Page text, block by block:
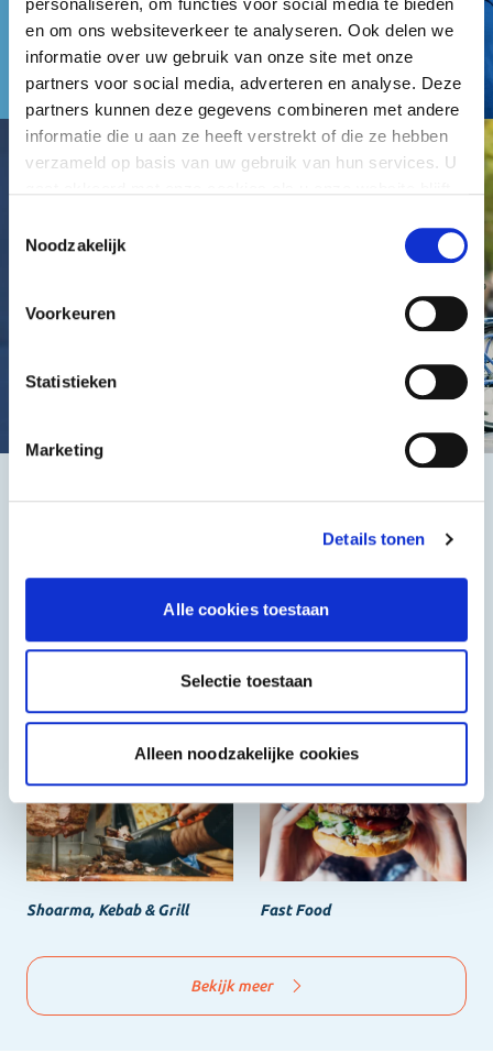
personaliseren, om functies voor social media te bieden
en om ons websiteverkeer te analyseren. Ook delen we
informatie over uw gebruik van onze site met onze
partners voor social media, adverteren en analyse. Deze
partners kunnen deze gegevens combineren met andere
informatie die u aan ze heeft verstrekt of die ze hebben
verzameld op basis van uw gebruik van hun services. U
Noodzakelijk
Voorkeuren
Statistieken
Marketing
Details tonen
Alle cookies toestaan
Selectie toestaan
Alleen noodzakelijke cookies
Halal Grieks & Italiaans
Shoarma, Kebab & Grill Fast Food
Bekijk meer